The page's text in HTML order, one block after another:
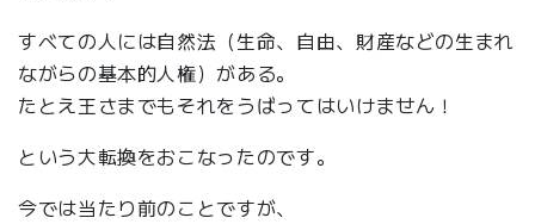
すべての人には自然法（生命、自由、財産などの生まれ
ながらの基本的人権）がある。
たとえ王さまでもそれをうばってはいけません！
という大転換をおこなったのです。
今では当たり前のことですが、